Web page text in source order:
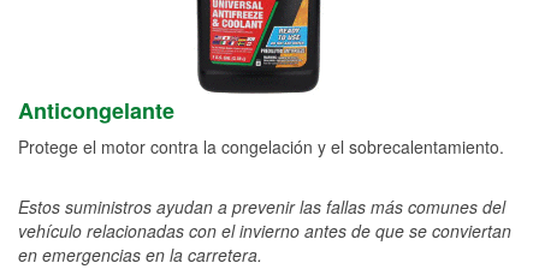
Anticongelante
Protege el motor contra la congelación y el sobrecalentamiento.
Estos suministros ayudan a prevenir las fallas más comunes del
vehículo relacionadas con el invierno antes de que se conviertan
en emergencias en la carretera.